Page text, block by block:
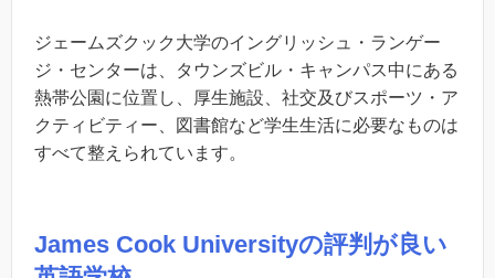
ジェームズクック大学のイングリッシュ・ランゲー
ジ・センターは、タウンズビル・キャンパス中にある
熱帯公園に位置し、厚生施設、社交及びスポーツ・ア
クティビティー、図書館など学生生活に必要なものは
すべて整えられています。
James Cook Universityの評判が良い